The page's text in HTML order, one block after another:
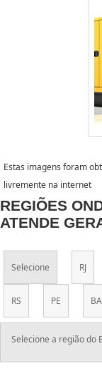
Estas imagens foram
livremente na internet
REGIÕES
ATENDE
Selecione RJ
RS PE BA
Selecione a região do